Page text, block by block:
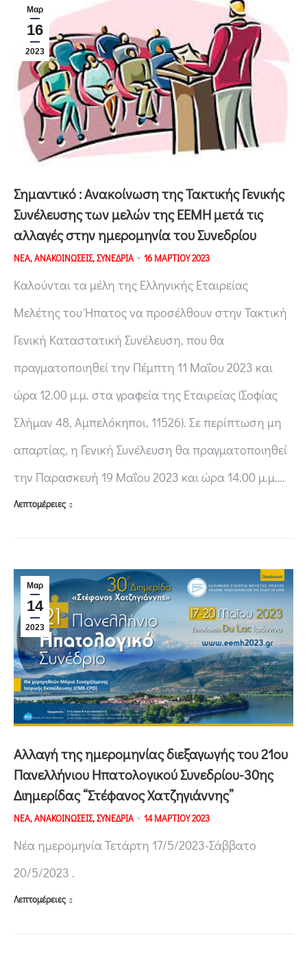
Μαρ
16
2023
Σημαντικό : Ανακοίνωση της Τακτικής Γενικής
Συνέλευσης των μελών της ΕΕΜΗ μετά τις
αλλαγές στην ημερομηνία του Συνεδρίου
ΝΕΑ,ΑΝΑΚΟΙΝΩΣΕΙΣ,ΣΥΝΕΔΡΙΑ 16 ΜΑΡΤΙΟΥ 2023
Καλούνται τα μέλη της Ελληνικής Εταιρείας
Μελέτης του Ήπατος να προσέλθουν στην Τακτική
Γενική Καταστατική Συνέλευση, που θα
πραγματοποιηθεί την Πέμπτη 11 Μαΐου 2023 και
ώρα 12.00 μ.μ. στα γραφεία της Εταιρείας (Σοφίας
Σλήμαν 48, Αμπελόκηποι, 11526). Σε περίπτωση μη
απαρτίας, η Γενική Συνέλευση θα πραγματοποιηθεί
την Παρασκευή 19 Μαΐου 2023 και ώρα 14.00 μ.μ.…
Λεπτομέρειες
Μαρ
14
2023
Αλλαγή της ημερομηνίας διεξαγωγής του 21ου
Πανελλήνιου Ηπατολογικού Συνεδρίου-30ης
Διημερίδας “Στέφανος Χατζηγιάννης”
ΝΕΑ,ΑΝΑΚΟΙΝΩΣΕΙΣ,ΣΥΝΕΔΡΙΑ 14 ΜΑΡΤΙΟΥ 2023
Νέα ημερομηνία Τετάρτη 17/5/2023-Σάββατο
20/5/2023 .
Λεπτομέρειες